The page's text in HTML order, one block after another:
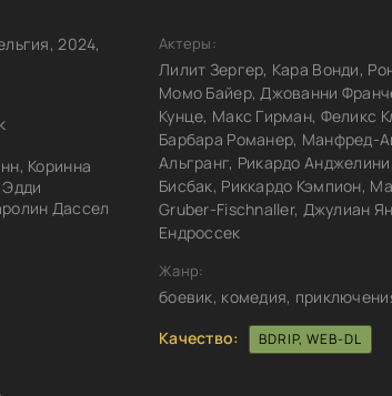
2024,
Коринна
Дассел
Актеры:
Лилит Зергер, Кара Вонди,
Момо Байер, Джованни
Кунце, Макс Гирман, Феликс
Барбара Романер, Манфред-
Альгранг, Рикардо
Бисбак, Риккардо Кэмпион,
Gruber-Fischnaller, Джулиан
Ендроссек
Жанр:
боевик, комедия,
Качество:
BDRIP, WEB-DL